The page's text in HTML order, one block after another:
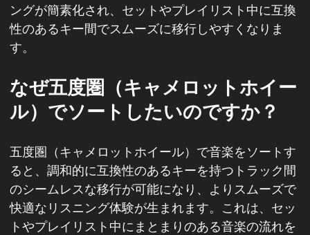
ングが簡素化され、セットやプレイリスト中に互換
性のあるキー間でスムーズに移行しやすくなりま
す。
なぜ五度圏（キャメロットホイー
ル）でソートしたいのですか？
五度圏（キャメロットホイール）で音楽をソートす
ると、調和的に互換性のあるキーを持つトラック間
のシームレスな移行が可能になり、よりスムーズで
快適なリスニング体験が生まれます。これは、セッ
トやプレイリスト中にまとまりのある音楽の流れを